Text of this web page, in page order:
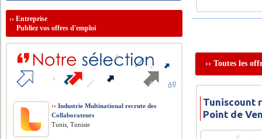
›› Toutes les
Tuniscount
Point de
››Entreprise
Publiez vos offres d'emploi
›› Industrie Multinational recrute des
Collaborateurs
Tunis, Tunisie